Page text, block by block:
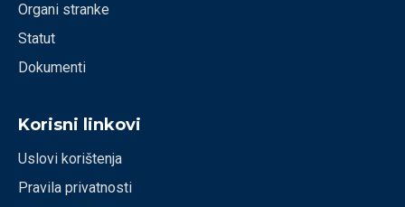
Organi stranke
Statut
Dokumenti
Korisni linkovi
Uslovi korištenja
Pravila privatnosti